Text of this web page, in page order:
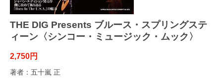
THE DIG Presents ブルース・スプリングステ
ィーン〈シンコー・ミュージック・ムック〉
2,750円
著者：五十嵐 正